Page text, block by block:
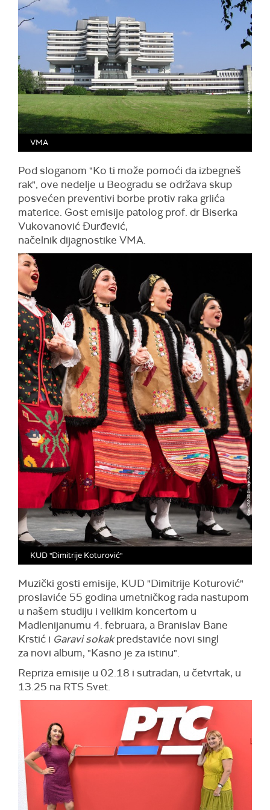
VMA
Pod sloganom "Ko ti može pomoći da izbegneš
rak", ove nedelje u Beogradu se održava skup
posvećen preventivi borbe protiv raka grlića
materice. Gost emisije patolog prof. dr Biserka
Vukovanović Đurđević,
načelnik dijagnostike VMA.
KUD "Dimitrije Koturović"
Muzički gosti emisije, KUD "Dimitrije Koturović"
proslaviće 55 godina umetničkog rada nastupom
u našem studiju i velikim koncertom u
Madlenijanumu 4. februara, a Branislav Bane
Krstić i Garavi sokakpredstaviće novi singl
za novi album, "Kasno je za istinu".
Repriza emisije u 02.18 i sutradan, u četvrtak, u
13.25 na RTS Svet.